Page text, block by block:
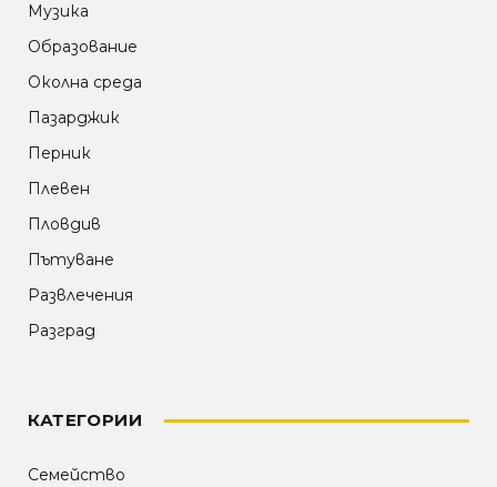
Музика
Образование
Околна среда
Пазарджик
Перник
Плевен
Пловдив
Пътуване
Развлечения
Разград
КАТЕГОРИИ
Семейство